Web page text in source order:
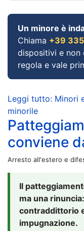
Un minore è
Chiama +39
dispositivi e non
regola e vale
Leggi tutto: Minori
minorile
conviene
Arresto all'estero e
Il
ma una
contraddittorio
impugnazione.